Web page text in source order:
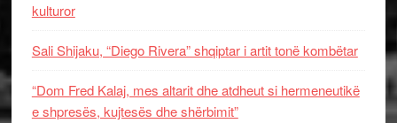
kulturor
Sali Shijaku, “Diego Rivera” shqiptar i artit tonë kombëtar
“Dom Fred Kalaj, mes altarit dhe atdheut si hermeneutikë
e shpresës, kujtesës dhe shërbimit”